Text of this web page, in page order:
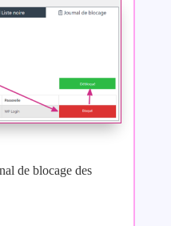
de blocage des